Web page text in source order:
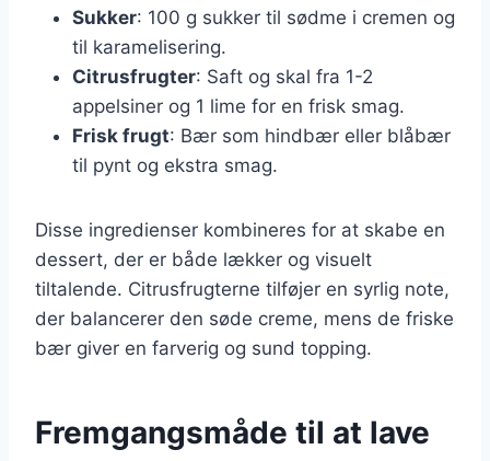
Sukker: 100 g sukker til sødme i cremen og
til karamelisering.
Citrusfrugter: Saft og skal fra 1-2
appelsiner og 1 lime for en frisk smag.
Frisk frugt: Bær som hindbær eller blåbær
til pynt og ekstra smag.
Disse ingredienser kombineres for at skabe en
dessert, der er både lækker og visuelt
tiltalende. Citrusfrugterne tilføjer en syrlig note,
der balancerer den søde creme, mens de friske
bær giver en farverig og sund topping.
Fremgangsmåde til at lave